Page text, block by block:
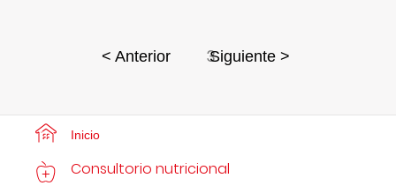
< Anterior 3Siguiente >
Inicio
Consultorio nutricional